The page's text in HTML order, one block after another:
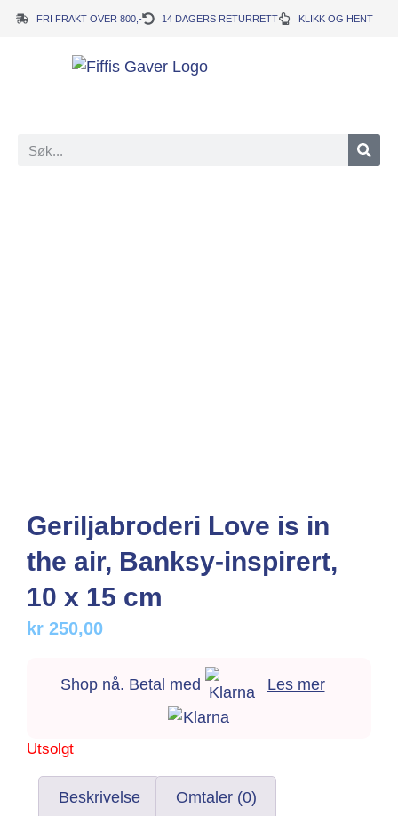
FRI FRAKT OVER 800,- 14 DAGERS RETURRETT KLIKK OG HENT
Geriljabroderi Love is in
the air, Banksy-inspirert,
10 x 15 cm
kr 250,00
Shop nå. Betal med Les mer
Utsolgt
Beskrivelse Omtaler (0)